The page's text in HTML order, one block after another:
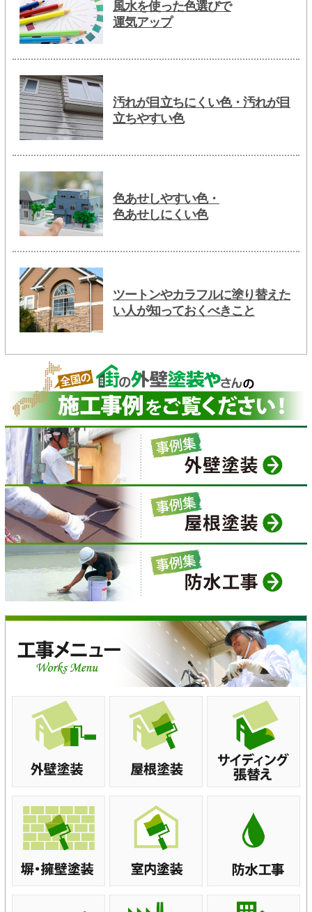
風水を使った色選びで
運気アップ
汚れが目立ちにくい色・汚れが目
立ちやすい色
色あせしやすい色・
色あせしにくい色
ツートンやカラフルに塗り替えた
い人が知っておくべきこと